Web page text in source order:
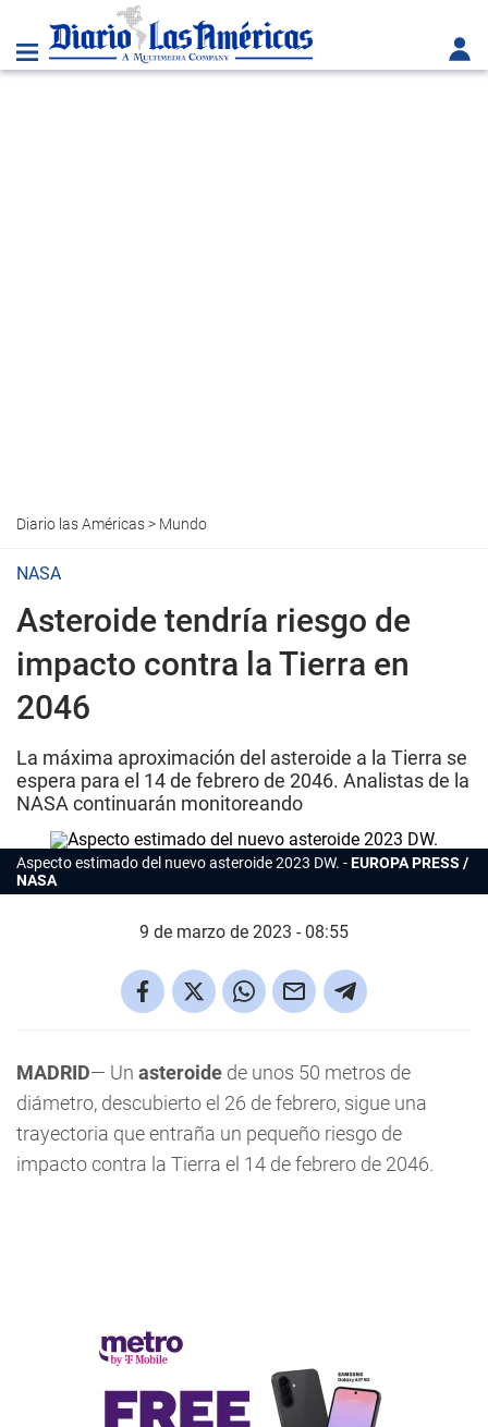
Diario las Américas> Mundo
NASA
Asteroide tendría riesgo de
impacto contra la Tierra en
2046
La máxima aproximación del asteroide a la Tierra se
espera para el 14 de febrero de 2046. Analistas de la
NASA continuarán monitoreando
Aspecto estimado del nuevo asteroide 2023 DW.
EUROPA PRESS /
NASA
9 de marzo de 2023 - 08:55
MADRID— Un asteroide de unos 50 metros de
diámetro, descubierto el 26 de febrero, sigue una
trayectoria que entraña un pequeño riesgo de
impacto contra la Tierra el 14 de febrero de 2046.